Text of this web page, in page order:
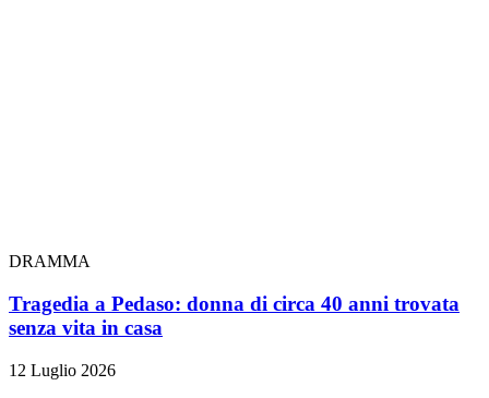
DRAMMA
Tragedia a Pedaso: donna di circa 40 anni trovata
senza vita in casa
12 Luglio 2026